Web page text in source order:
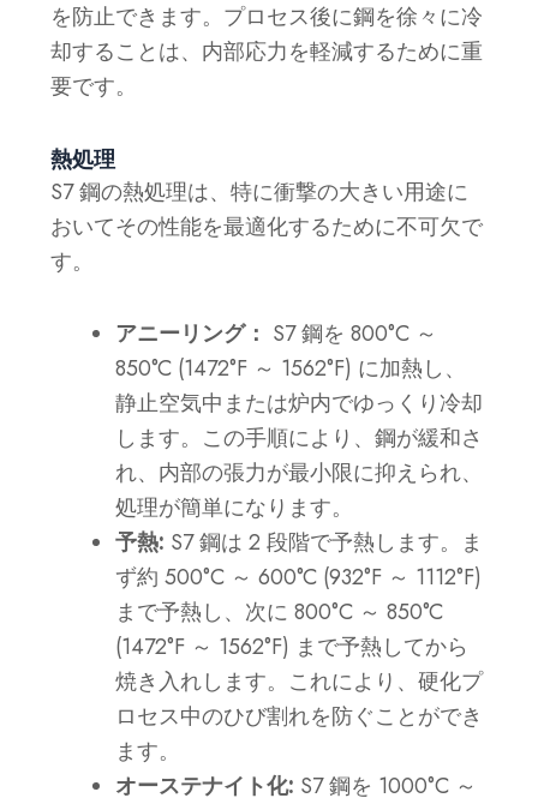
を防止できます。プロセス後に鋼を徐々に冷
却することは、内部応力を軽減するために重
要です。
熱処理
S7 鋼の熱処理は、特に衝撃の大きい用途に
おいてその性能を最適化するために不可欠で
す。
アニーリング： S7 鋼を 800°C ～
850°C (1472°F ～ 1562°F) に加熱し、
静止空気中または炉内でゆっくり冷却
します。この手順により、鋼が緩和さ
れ、内部の張力が最小限に抑えられ、
処理が簡単になります。
予熱: S7 鋼は 2 段階で予熱します。ま
ず約 500°C ～ 600°C (932°F ～ 1112°F)
まで予熱し、次に 800°C ～ 850°C
(1472°F ～ 1562°F) まで予熱してから
焼き入れします。これにより、硬化プ
ロセス中のひび割れを防ぐことができ
ます。
オーステナイト化: S7 鋼を 1000°C ～